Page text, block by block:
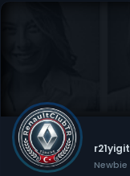
r21yigit
Newbie